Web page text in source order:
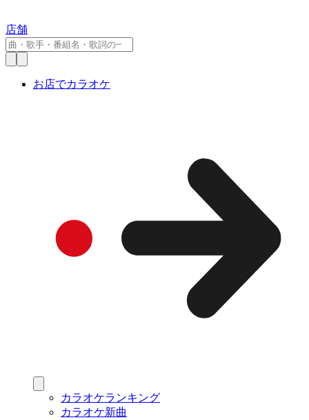
店舗
お店でカラオケ
カラオケランキング
カラオケ新曲